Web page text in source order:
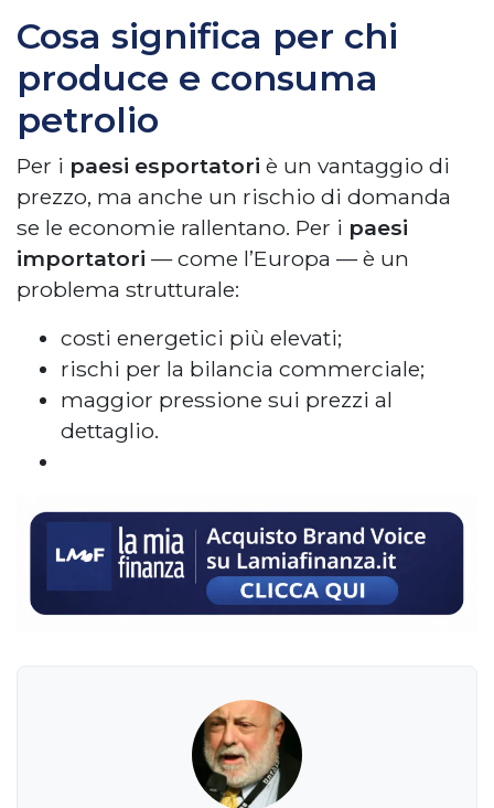
Cosa significa per chi
produce e consuma
petrolio
Per i paesi esportatori è un vantaggio di
prezzo, ma anche un rischio di domanda
se le economie rallentano. Per i paesi
importatori — come l’Europa — è un
problema strutturale:
costi energetici più elevati;
rischi per la bilancia commerciale;
maggior pressione sui prezzi al
dettaglio.